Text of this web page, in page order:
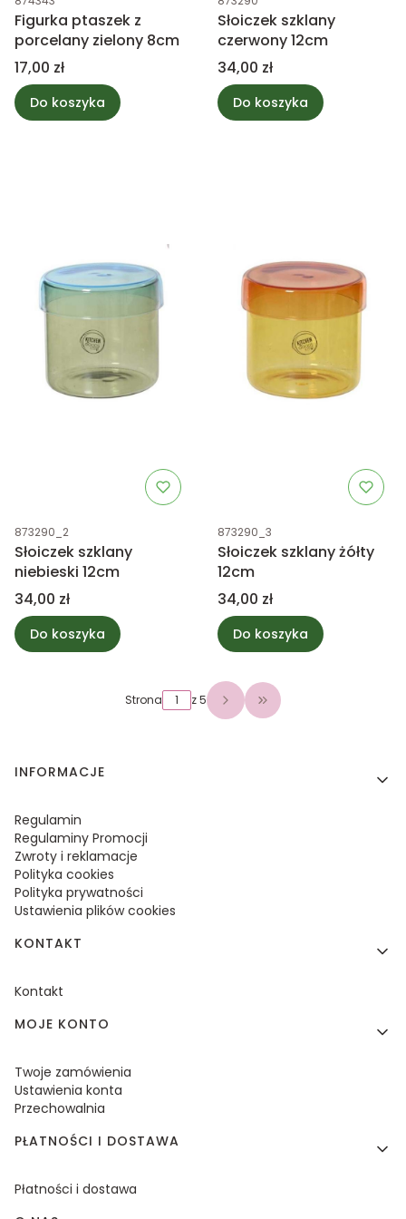
Figurka ptaszek z
porcelany zielony 8cm
Cena
17,00 zł
Do koszyka
Słoiczek szklany
czerwony 12cm
Cena
34,00 zł
Do koszyka
Kod produktu
873290_2
Słoiczek szklany
niebieski 12cm
Cena
34,00 zł
Do koszyka
Kod produktu
873290_3
Słoiczek szklany żółty
12cm
Cena
34,00 zł
Do koszyka
Strona z 5 Przejdź do ostatniej
Linki w stopce
INFORMACJE
Regulamin
Regulaminy Promocji
Zwroty i reklamacje
Polityka cookies
Polityka prywatności
Ustawienia plików cookies
KONTAKT
Kontakt
MOJE KONTO
Twoje zamówienia
Ustawienia konta
Przechowalnia
PŁATNOŚCI I DOSTAWA
Płatności i dostawa